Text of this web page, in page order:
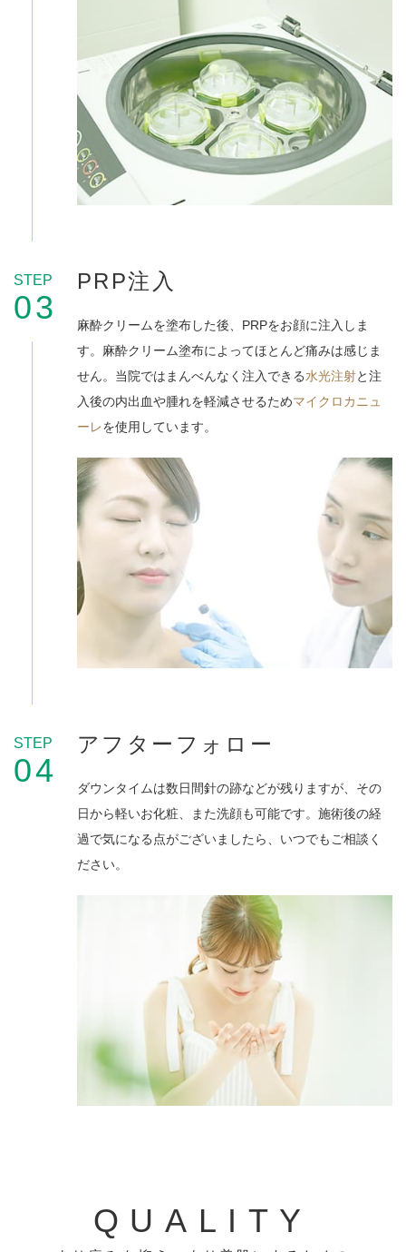
STEP
03
PRP注入
麻酔クリームを塗布した後、PRPをお顔に注入しま
す。麻酔クリーム塗布によってほとんど痛みは感じま
せん。当院ではまんべんなく注入できる水光注射と注
入後の内出血や腫れを軽減させるためマイクロカニュ
ーレを使用しています。
STEP
04
アフターフォロー
ダウンタイムは数日間針の跡などが残りますが、その
日から軽いお化粧、また洗顔も可能です。施術後の経
過で気になる点がございましたら、いつでもご相談く
ださい。
QUALITY